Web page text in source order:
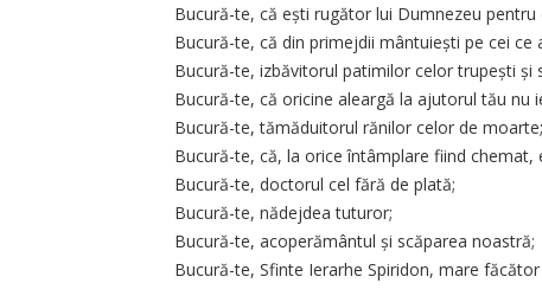
Bucură-te, că ești rugător lui Dumnezeu pentru
Bucură-te, că din primejdii mântuiești pe cei ce
Bucură-te, izbăvitorul patimilor celor trupești și
Bucură-te, că oricine aleargă la ajutorul tău nu
Bucură-te, tămăduitorul rănilor celor de moarte;
Bucură-te, că, la orice întâmplare fiind chemat,
Bucură-te, doctorul cel fără de plată;
Bucură-te, nădejdea tuturor;
Bucură-te, acoperământul și scăparea noastră;
Bucură-te, Sfinte Ierarhe Spiridon, mare